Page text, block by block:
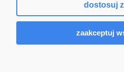
Sklep
dostosuj
zaakceptuj